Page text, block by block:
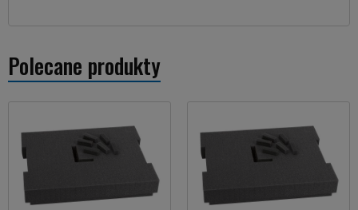
Polecane produkty